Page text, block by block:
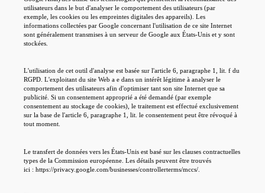
utilisateurs dans le but d'analyser le comportement des utilisateurs (par
exemple, les cookies ou les empreintes digitales des appareils). Les
informations collectées par Google concernant l'utilisation de ce site Internet
sont généralement transmises à un serveur de Google aux États-Unis et y sont
stockées.
L'utilisation de cet outil d'analyse est basée sur l'article 6, paragraphe 1, lit. f du
RGPD. L'exploitant du site Web a e dans un intérêt légitime à analyser le
comportement des utilisateurs afin d'optimiser tant son site Internet que sa
publicité. Si un consentement approprié a été demandé (par exemple
consentement au stockage de cookies), le traitement est effectué exclusivement
sur la base de l'article 6, paragraphe 1, lit. le consentement peut être révoqué à
tout moment.
Le transfert de données vers les États-Unis est basé sur les clauses contractuelles
types de la Commission européenne. Les détails peuvent être trouvés
ici : https://privacy.google.com/businesses/controllerterms/mccs/.